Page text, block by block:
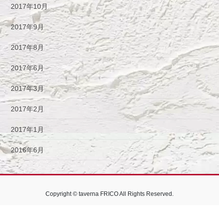
2017年10月
2017年9月
2017年8月
2017年6月
2017年3月
2017年2月
2017年1月
2016年6月
Copyright © taverna FRICO All Rights Reserved.